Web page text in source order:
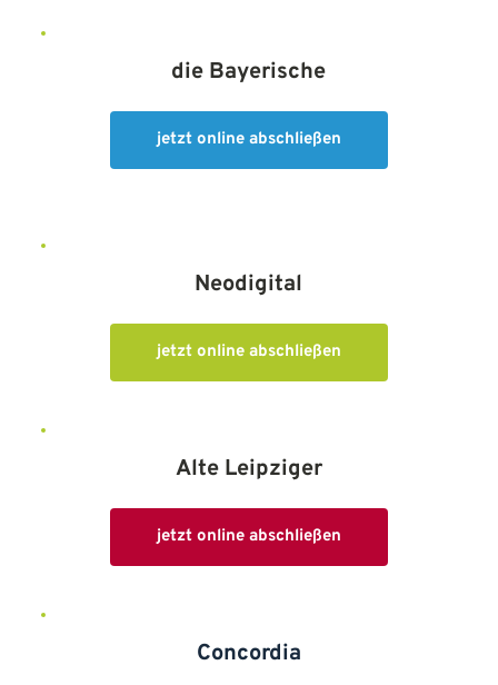
die Bayerische
jetzt online abschließen
Neodigital
jetzt online abschließen
Alte Leipziger
jetzt online abschließen
Concordia